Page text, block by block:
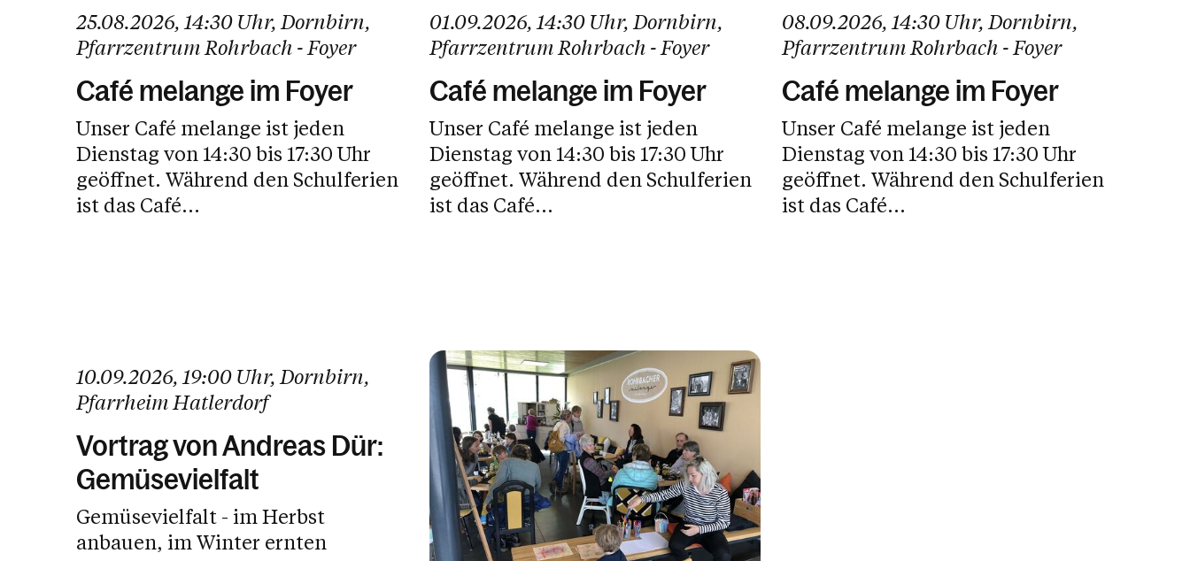
25.08.2026, 14:30 Uhr, Dornbirn,
Pfarrzentrum Rohrbach - Foyer
Café melange im Foyer
Unser Café melange ist jeden
Dienstag von 14:30 bis 17:30 Uhr
geöffnet. Während den Schulferien
ist das Café...
01.09.2026, 14:30 Uhr, Dornbirn,
Pfarrzentrum Rohrbach - Foyer
Café melange im Foyer
Unser Café melange ist jeden
Dienstag von 14:30 bis 17:30 Uhr
geöffnet. Während den Schulferien
ist das Café...
08.09.2026, 14:30 Uhr, Dornbirn,
Pfarrzentrum Rohrbach - Foyer
Café melange im Foyer
Unser Café melange ist jeden
Dienstag von 14:30 bis 17:30 Uhr
geöffnet. Während den Schulferien
ist das Café...
10.09.2026, 19:00 Uhr, Dornbirn,
Pfarrheim Hatlerdorf
Vortrag von Andreas Dür:
Gemüsevielfalt
Gemüsevielfalt - im Herbst
anbauen, im Winter ernten